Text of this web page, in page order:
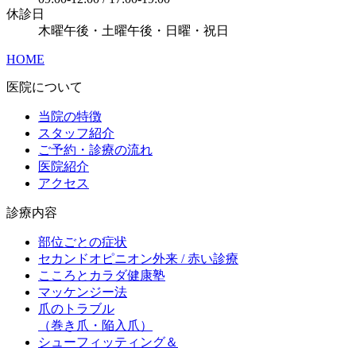
休診日
木曜午後・土曜午後・日曜・祝日
HOME
医院について
当院の特徴
スタッフ紹介
ご予約・診療の流れ
医院紹介
アクセス
診療内容
部位ごとの症状
セカンドオピニオン外来 / 赤い診療
こころとカラダ健康塾
マッケンジー法
爪のトラブル
（巻き爪・陥入爪）
シューフィッティング＆